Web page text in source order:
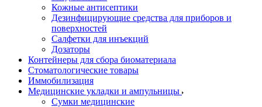
Кожные антисептики
Дезинфицирующие средства для приборов и
поверхностей
Салфетки для инъекций
Дозаторы
Контейнеры для сбора биоматериала
Стоматологические товары
Иммобилизация
Медицинские укладки и ампульницы
Сумки медицинские